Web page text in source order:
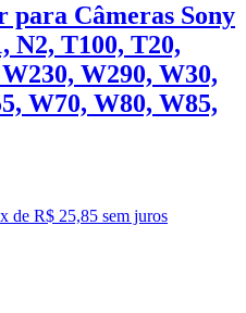
para Câmeras Sony
N2, T100, T20,
W290, W30,
W70, W80, W85,
x de R$ 25,85 sem juros